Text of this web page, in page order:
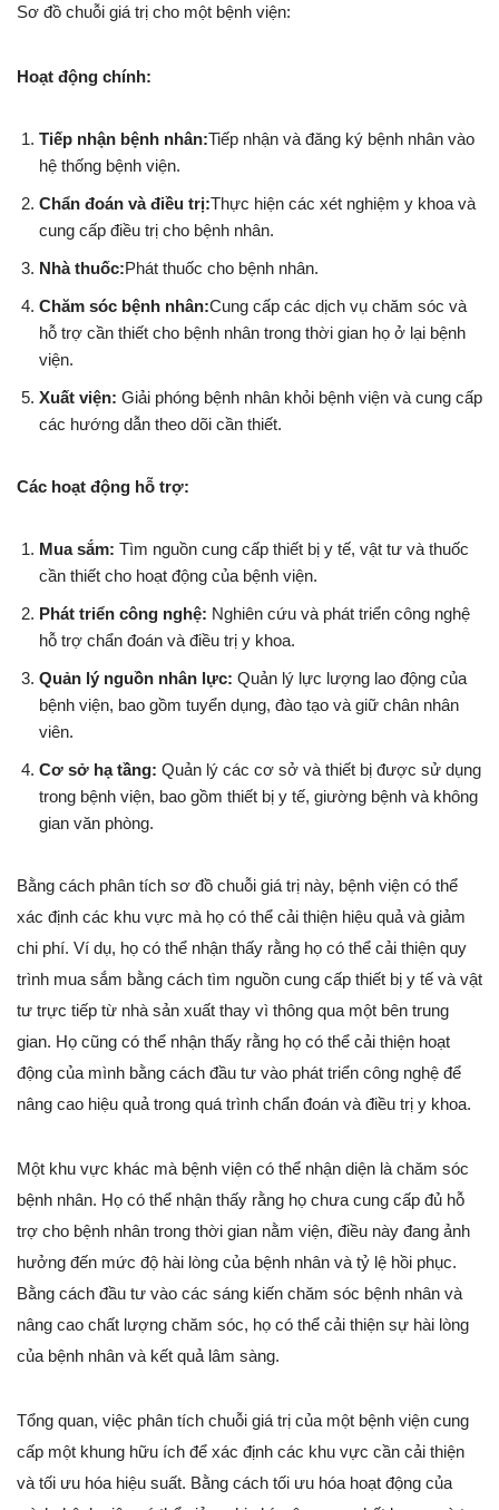
Sơ đồ chuỗi giá trị cho một bệnh viện:
Hoạt động chính:
Tiếp nhận bệnh nhân:Tiếp nhận và đăng ký bệnh nhân vào
hệ thống bệnh viện.
Chẩn đoán và điều trị:Thực hiện các xét nghiệm y khoa và
cung cấp điều trị cho bệnh nhân.
Nhà thuốc:Phát thuốc cho bệnh nhân.
Chăm sóc bệnh nhân:Cung cấp các dịch vụ chăm sóc và
hỗ trợ cần thiết cho bệnh nhân trong thời gian họ ở lại bệnh
viện.
Xuất viện: Giải phóng bệnh nhân khỏi bệnh viện và cung cấp
các hướng dẫn theo dõi cần thiết.
Các hoạt động hỗ trợ:
Mua sắm: Tìm nguồn cung cấp thiết bị y tế, vật tư và thuốc
cần thiết cho hoạt động của bệnh viện.
Phát triển công nghệ: Nghiên cứu và phát triển công nghệ
hỗ trợ chẩn đoán và điều trị y khoa.
Quản lý nguồn nhân lực: Quản lý lực lượng lao động của
bệnh viện, bao gồm tuyển dụng, đào tạo và giữ chân nhân
viên.
Cơ sở hạ tầng: Quản lý các cơ sở và thiết bị được sử dụng
trong bệnh viện, bao gồm thiết bị y tế, giường bệnh và không
gian văn phòng.
Bằng cách phân tích sơ đồ chuỗi giá trị này, bệnh viện có thể
xác định các khu vực mà họ có thể cải thiện hiệu quả và giảm
chi phí. Ví dụ, họ có thể nhận thấy rằng họ có thể cải thiện quy
trình mua sắm bằng cách tìm nguồn cung cấp thiết bị y tế và vật
tư trực tiếp từ nhà sản xuất thay vì thông qua một bên trung
gian. Họ cũng có thể nhận thấy rằng họ có thể cải thiện hoạt
động của mình bằng cách đầu tư vào phát triển công nghệ để
nâng cao hiệu quả trong quá trình chẩn đoán và điều trị y khoa.
Một khu vực khác mà bệnh viện có thể nhận diện là chăm sóc
bệnh nhân. Họ có thể nhận thấy rằng họ chưa cung cấp đủ hỗ
trợ cho bệnh nhân trong thời gian nằm viện, điều này đang ảnh
hưởng đến mức độ hài lòng của bệnh nhân và tỷ lệ hồi phục.
Bằng cách đầu tư vào các sáng kiến chăm sóc bệnh nhân và
nâng cao chất lượng chăm sóc, họ có thể cải thiện sự hài lòng
của bệnh nhân và kết quả lâm sàng.
Tổng quan, việc phân tích chuỗi giá trị của một bệnh viện cung
cấp một khung hữu ích để xác định các khu vực cần cải thiện
và tối ưu hóa hiệu suất. Bằng cách tối ưu hóa hoạt động của